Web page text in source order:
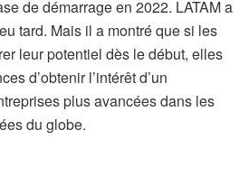
de démarrage en 2022. LATAM a
tard. Mais il a montré que si les
leur potentiel dès le début, elles
d’obtenir l’intérêt d’un
plus avancées dans les
du globe.